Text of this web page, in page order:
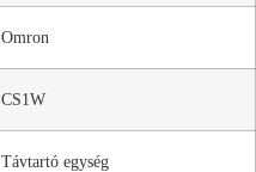
Omron
CS1W
Távtartó egység